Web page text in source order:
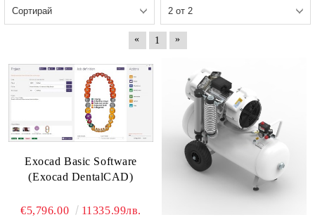
« 1 »
Exocad Basic Software
(Exocad DentalCAD)
€5,796.00 11335.99лв.